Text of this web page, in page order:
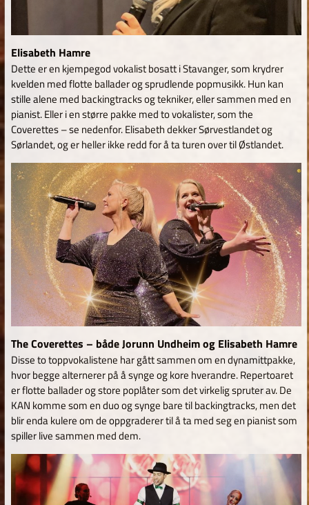
Elisabeth Hamre
Dette er en kjempegod vokalist bosatt i Stavanger, som krydrer
kvelden med flotte ballader og sprudlende popmusikk. Hun kan
stille alene med backingtracks og tekniker, eller sammen med en
pianist. Eller i en større pakke med to vokalister, som the
Coverettes – se nedenfor. Elisabeth dekker Sørvestlandet og
Sørlandet, og er heller ikke redd for å ta turen over til Østlandet.
The Coverettes – både Jorunn Undheim og Elisabeth Hamre
Disse to toppvokalistene har gått sammen om en dynamittpakke,
hvor begge alternerer på å synge og kore hverandre. Repertoaret
er flotte ballader og store poplåter som det virkelig spruter av. De
KAN komme som en duo og synge bare til backingtracks, men det
blir enda kulere om de oppgraderer til å ta med seg en pianist som
spiller live sammen med dem.